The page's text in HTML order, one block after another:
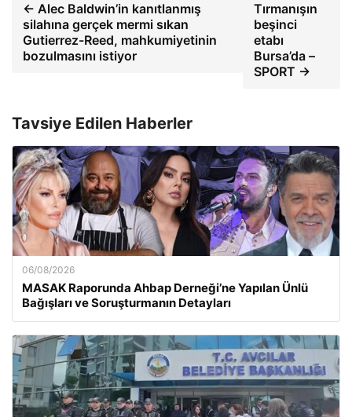
← Alec Baldwin’in kanıtlanmış
silahına gerçek mermi sıkan
Gutierrez-Reed, mahkumiyetinin
bozulmasını istiyor
Tırmanışın
beşinci
etabı
Bursa’da –
SPORT →
Tavsiye Edilen Haberler
06/08/2026
MASAK Raporunda Ahbap Derneği’ne Yapılan Ünlü
Bağışları ve Soruşturmanın Detayları